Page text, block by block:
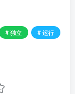
# 独立
# 运行